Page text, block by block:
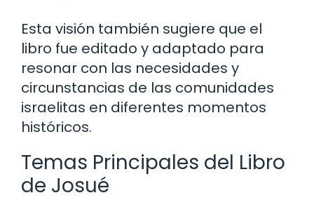
Esta visión también sugiere que el
libro fue editado y adaptado para
resonar con las necesidades y
circunstancias de las comunidades
israelitas en diferentes momentos
históricos.
Temas Principales del Libro
de Josué